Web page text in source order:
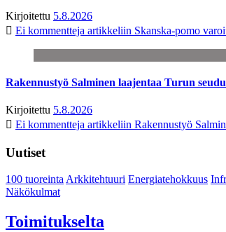
Kirjoitettu 5.8.2026
Ei kommentteja artikkeliin Skanska-pomo
Rakennustyö Salminen laajentaa Turun
Kirjoitettu 5.8.2026
Ei kommentteja artikkeliin Rakennustyö
Uutiset
100 tuoreintaArkkitehtuuri Energiatehokkuus
Näkökulmat
Toimitukselta